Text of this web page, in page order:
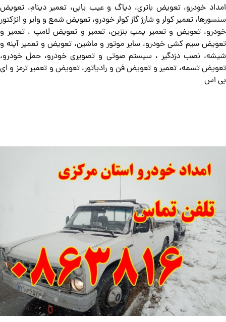
امداد خودرو، تعویض باتری، دیاگ و عیب یابی، تعمیر دینام، تعویض
سنسورها، تعمیر کولر و شارژ گاز کولر خودرو، تعویض شمع و وایر و انژکتور
خودرو، تعویض و تعمیر پمپ بنزین، تعمیر و تعویض لامپ ، تعمیر و
تعویض سیم کشی خودرو، سایر موتور و ماشین، تعویض و تعمیر آینه و
شیشه، نصب دزدگیر ، سیستم صوتی و تصویری خودرو، حمل خودرو،
تعویض تسمه، تعمیر و تعویض فن و رادیاتور، تعویض و تعمیر ترمز و ای
بی اس